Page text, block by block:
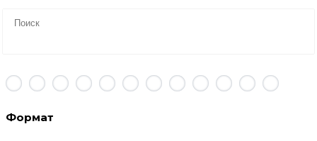
Формат